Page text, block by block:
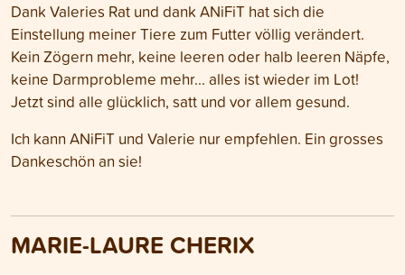
Dank Valeries Rat und dank ANiFiT hat sich die
Einstellung meiner Tiere zum Futter völlig verändert.
Kein Zögern mehr, keine leeren oder halb leeren Näpfe,
keine Darmprobleme mehr... alles ist wieder im Lot!
Jetzt sind alle glücklich, satt und vor allem gesund.
Ich kann ANiFiT und Valerie nur empfehlen. Ein grosses
Dankeschön an sie!
MARIE-LAURE CHERIX